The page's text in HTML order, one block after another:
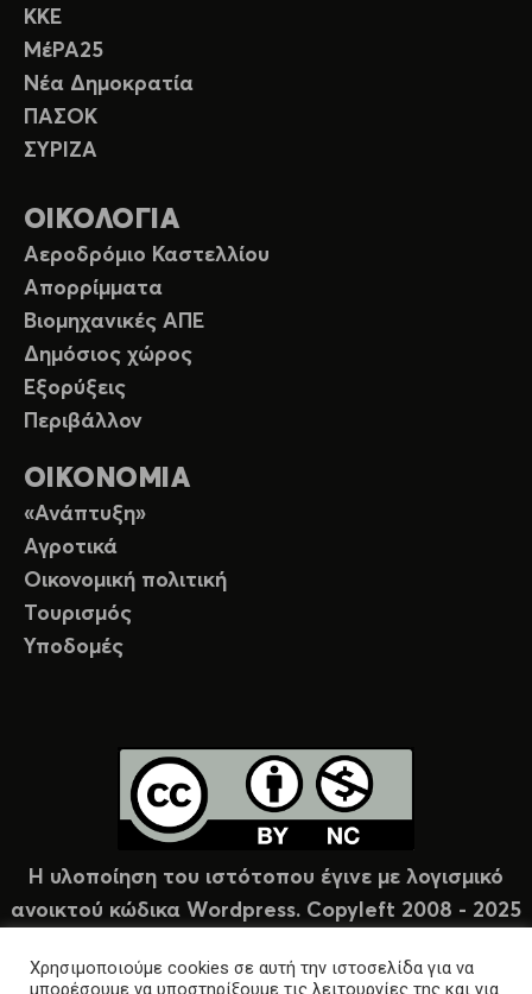
ΚΚΕ
ΜέΡΑ25
Νέα Δημοκρατία
ΠΑΣΟΚ
ΣΥΡΙΖΑ
ΟΙΚΟΛΟΓΙΑ
Αεροδρόμιο Καστελλίου
Απορρίμματα
Βιομηχανικές ΑΠΕ
Δημόσιος χώρος
Εξορύξεις
Περιβάλλον
ΟΙΚΟΝΟΜΙΑ
«Ανάπτυξη»
Αγροτικά
Οικονομική πολιτική
Τουρισμός
Υποδομές
Η υλοποίηση του ιστότοπου έγινε με λογισμικό
ανοικτού κώδικα Wordpress. Copyleft 2008 - 2025
Χρησιμοποιούμε cookies σε αυτή την ιστοσελίδα για να
μπορέσουμε να υποστηρίξουμε τις λειτουργίες της και για